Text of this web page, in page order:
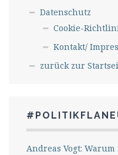
Datenschutz
Cookie-
Kontakt/
zurück zur
Andreas Vogt: